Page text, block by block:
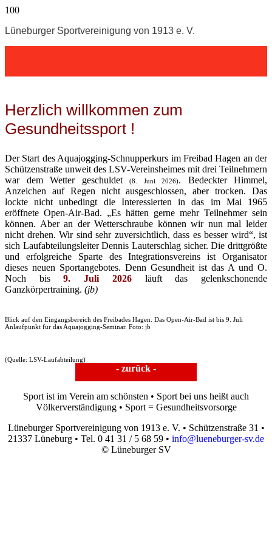
Lüneburger Sportvereinigung von 1913 e. V.
Herzlich willkommen zum
Gesundheitssport !
Der Start des Aquajogging-Schnupperkurs im Freibad Hagen an der
Schützenstraße unweit des LSV-Vereinsheimes mit drei Teilnehmern
war dem Wetter geschuldet
(8. Juni 2026). Bedeckter Himmel,
Anzeichen auf Regen nicht ausgeschlossen, aber trocken. Das
lockte nicht unbedingt die Interessierten in das im Mai 1965
eröffnete Open-Air-Bad. „Es hätten gerne mehr Teilnehmer sein
können. Aber an der Wetterschraube können wir nun mal leider
nicht drehen. Wir sind sehr zuversichtlich, dass es besser wird“, ist
sich Laufabteilungsleiter Dennis Lauterschlag sicher. Die drittgrößte
und erfolgreiche Sparte des Integrationsvereins ist Organisator
dieses neuen Sportangebotes. Denn Gesundheit ist das A und O.
Noch bis9. Juli 2026läuft das gelenkschonende
Ganzkörpertraining. (jb)
Blick auf den Eingangsbereich des Freibades Hagen. Das Open-Air-Bad ist bis 9. Juli
Anlaufpunkt für das Aquajogging-Seminar. Foto: jb
(Quelle: LSV-Laufabteilung)
- zurück -
Sport ist im Verein am schönsten • Sport bei uns heißt auch
Völkerverständigung • Sport = Gesundheitsvorsorge
Lüneburger Sportvereinigung von 1913 e. V. • Schützenstraße 31 •
21337 Lüneburg • Tel. 0 41 31 / 5 68 59 • info@lueneburger-sv.de
© Lüneburger SV